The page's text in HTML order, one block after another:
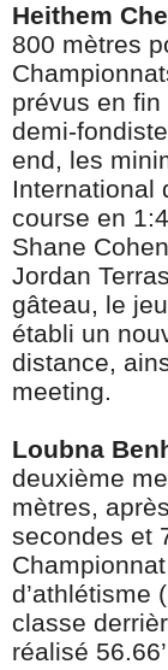
Heithem
800 mètres
prévus en fin
demi-
end, les
International
course en
Shane
Jordan
gâteau, le
établi un
distance,
meeting.
Loubna
deuxième
mètres,
secondes et
d’athlétisme
classe
réalisé